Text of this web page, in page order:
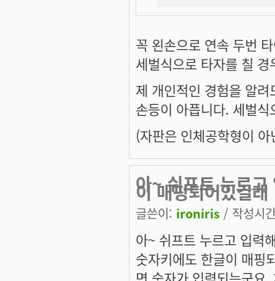
꼭 왼손으로 연속 두번
세벌식으로 타자를 칠
제 개인적인 경험을 알
손등이 아픕니다. 세벌
(자판은 인체공학형이
아~ 쉬프트 누르
이 매핑되어있길래
글쓴이: ironiris / 작성시
아~ 쉬프트 누르고 입력
숫자키에도 한글이 매핑
면 숫자가 입력되는군요.